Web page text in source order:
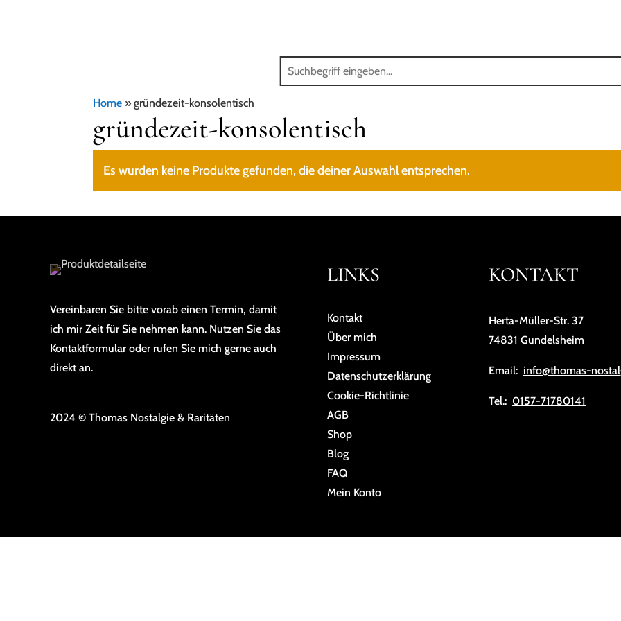
Home »gründezeit-konsolentisch
gründezeit-konsolentisch
Es wurden keine Produkte gefunden, die deiner Auswahl entsprechen.
Vereinbaren Sie bitte vorab einen Termin, damit
ich mir Zeit für Sie nehmen kann. Nutzen Sie das
Kontaktformular oder rufen Sie mich gerne auch
direkt an.
2024 © Thomas Nostalgie & Raritäten
LINKS
Kontakt
Über mich
Impressum
Da­ten­schutz­er­klä­rung
Cookie-Richtlinie
AGB
Shop
Blog
FAQ
Mein Konto
KONTAKT
Herta-Müller-Str. 37
74831 Gundelsheim
Email: info@thomas-
Tel.: 0157-71780141